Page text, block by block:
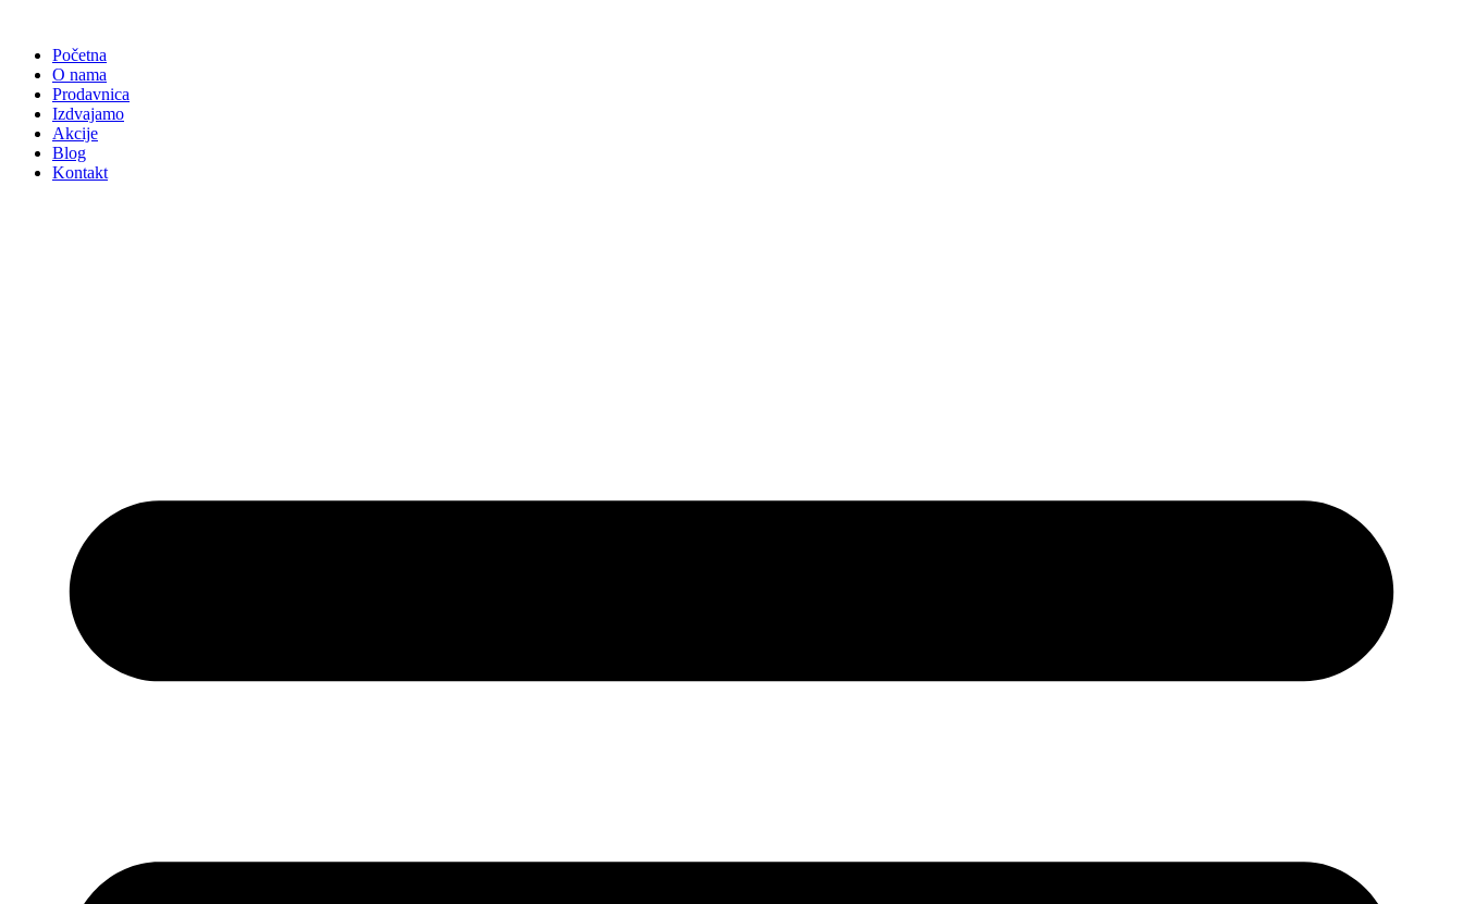
sadržajPočetna
O nama
Prodavnica
Izdvajamo
Akcije
Blog
Kontakt